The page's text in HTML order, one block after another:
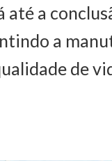
a
a
de